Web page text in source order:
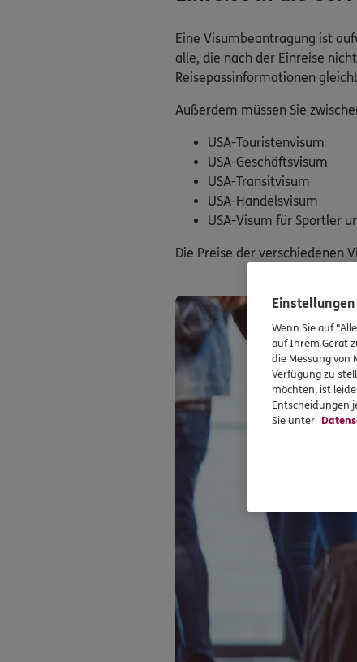
Eine Visumbeantragung ist
alle, die nach der Einreise
Reisepassinformationen
Außerdem müssen Sie
USA-Touristenvisum
USA-Geschäftsvisum
USA-Transitvisum
USA-Handelsvisum
USA-Visum für Sportler
Die Preise der verschiedenen
Wenn Sie auf
auf Ihrem Gerät
die Messung von
Verfügung zu
möchten, ist
Entscheidungen
Sie unter